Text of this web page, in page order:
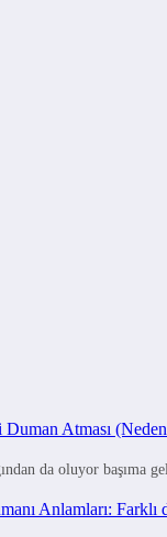
Atması
da oluyor başıma
Anlamları: